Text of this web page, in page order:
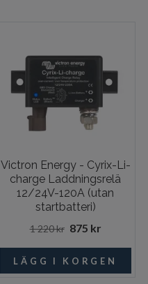
Victron Energy - Cyrix-Li-
charge Laddningsrelä
12/24V-120A (utan
startbatteri)
1 220 kr 875 kr